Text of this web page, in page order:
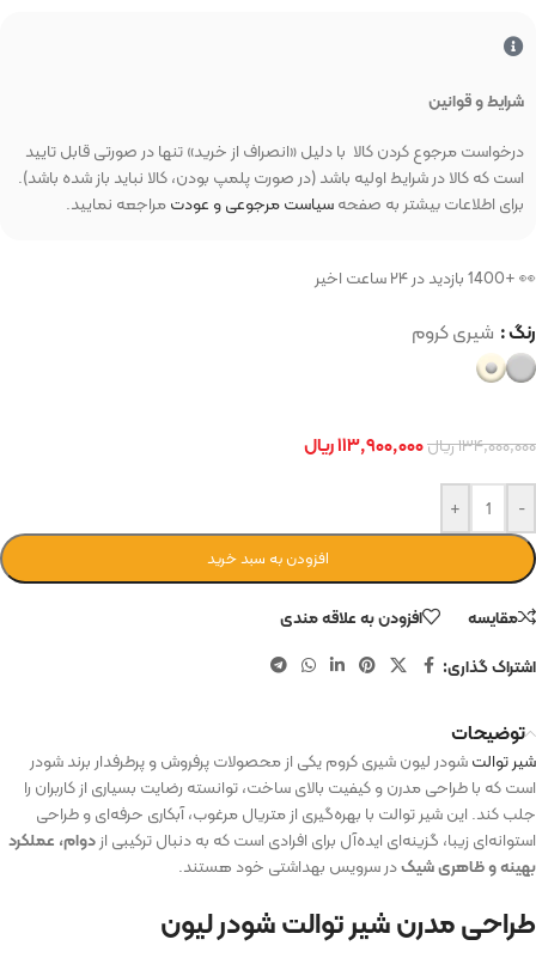
شرایط و قوانین
درخواست مرجوع کردن کالا با دلیل «انصراف از خرید» تنها در صورتی قابل تایید
است که کالا در شرایط اولیه باشد (در صورت پلمپ بودن، کالا نباید باز شده باشد).
برای اطلاعات بیشتر به صفحهسیاست مرجوعی و عودتمراجعه نمایید.
👀 +1400 بازدید در ۲۴ ساعت اخیر
رنگ شیری کروم
۱۳۴,۰۰۰,۰۰۰ریال۱۱۳,۹۰۰,۰۰۰ریال
-
+
افزودن به سبد خرید
مقایسه
افزودن به علاقه مندی
اشتراک گذاری:
توضیحات
شیر توالتشودر لیون شیری کروم یکی از محصولات پرفروش و پرطرفدار برند شودر
است که با طراحی مدرن و کیفیت بالای ساخت، توانسته رضایت بسیاری از کاربران را
جلب کند. این شیر توالت با بهره‌گیری از متریال مرغوب، آبکاری حرفه‌ای و طراحی
استوانه‌ای زیبا، گزینه‌ای ایده‌آل برای افرادی است که به دنبال ترکیبی ازدوام، عملکرد
بهینه و ظاهری شیکدر سرویس بهداشتی خود هستند.
طراحی مدرن شیر توالت شودر لیون